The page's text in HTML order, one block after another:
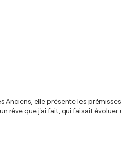
elle présente les
rêve que j'ai fait, qui faisait évoluer